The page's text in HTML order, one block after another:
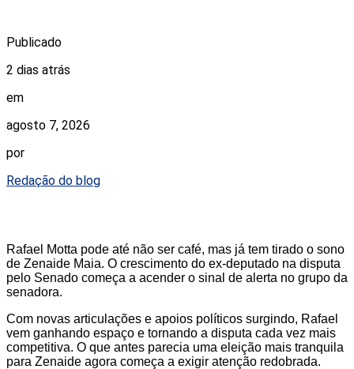
Publicado
2 dias atrás
em
agosto 7, 2026
por
Redação do blog
Rafael Motta pode até não ser café, mas já tem tirado o sono
de Zenaide Maia. O crescimento do ex-deputado na disputa
pelo Senado começa a acender o sinal de alerta no grupo da
senadora.
Com novas articulações e apoios políticos surgindo, Rafael
vem ganhando espaço e tornando a disputa cada vez mais
competitiva. O que antes parecia uma eleição mais tranquila
para Zenaide agora começa a exigir atenção redobrada.